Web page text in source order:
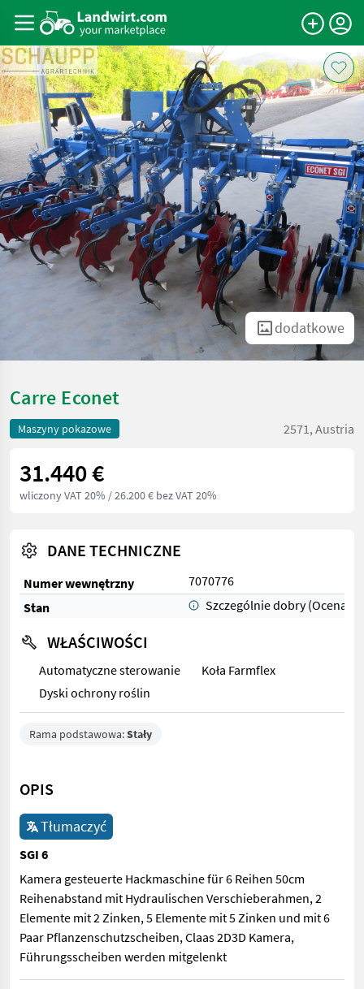
dodatkowe
Carre Econet
Maszyny pokazowe 2571, Austria
31.440 €
wliczony VAT 20% / 26.200 € bez VAT 20%
DANE TECHNICZNE
Numer wewnętrzny
7070776
Stan
Szczególnie dobry (Ocena 1)
WŁAŚCIWOŚCI
Automatyczne sterowanie
Koła Farmflex
Dyski ochrony roślin
Rama podstawowa:Stały
OPIS
Tłumaczyć
SGI 6
Kamera gesteuerte Hackmaschine für 6 Reihen 50cm
Reihenabstand mit Hydraulischen Verschieberahmen, 2
Elemente mit 2 Zinken, 5 Elemente mit 5 Zinken und mit 6
Paar Pflanzenschutzscheiben, Claas 2D3D Kamera,
Führungsscheiben werden mitgelenkt
Kamera gesteuerte Hackmaschine für 6 Reihen 50cm